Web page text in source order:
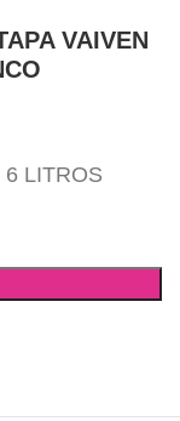
VAIVEN
LITROS